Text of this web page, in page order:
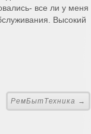
все ли у меня
Высокий
РемБытТехника →